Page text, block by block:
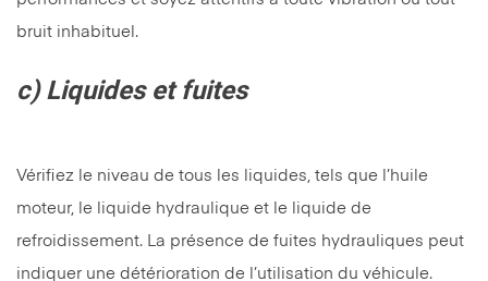
bruit inhabituel.
c) Liquides et fuites
Vérifiez le niveau de tous les liquides, tels que l’huile
moteur, le liquide hydraulique et le liquide de
refroidissement. La présence de fuites hydrauliques peut
indiquer une détérioration de l’utilisation du véhicule.